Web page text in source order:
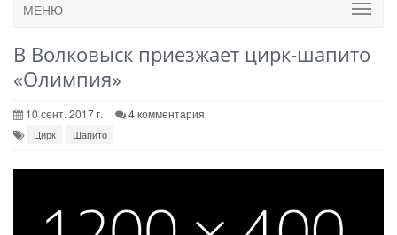
МЕНЮ
В Волковыск приезжает цирк-шапито
«Олимпия»
10 сент. 2017 г. 4 комментария
Цирк Шапито